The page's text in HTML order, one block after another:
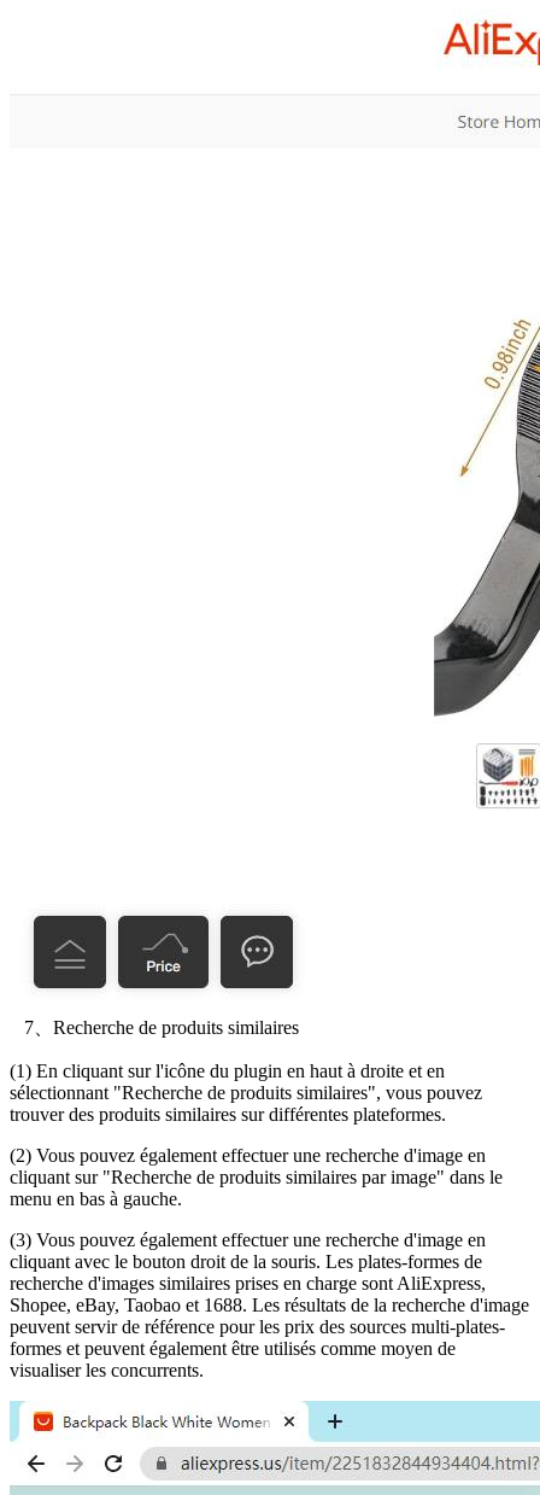
7、Recherche de produits similaires
(1) En cliquant sur l'icône du plugin en haut à droite et en
sélectionnant "Recherche de produits similaires", vous pouvez
trouver des produits similaires sur différentes plateformes.
(2) Vous pouvez également effectuer une recherche d'image en
cliquant sur "Recherche de produits similaires par image" dans le
menu en bas à gauche.
(3) Vous pouvez également effectuer une recherche d'image en
cliquant avec le bouton droit de la souris. Les plates-formes de
recherche d'images similaires prises en charge sont AliExpress,
Shopee, eBay, Taobao et 1688. Les résultats de la recherche d'image
peuvent servir de référence pour les prix des sources multi-plates-
formes et peuvent également être utilisés comme moyen de
visualiser les concurrents.